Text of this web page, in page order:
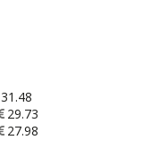
31.48
29.73
27.98